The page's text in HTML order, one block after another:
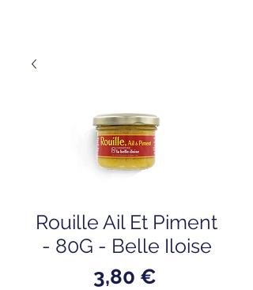
Rouille Ail Et Piment
- 80G - Belle Iloise
3,80 €Prix